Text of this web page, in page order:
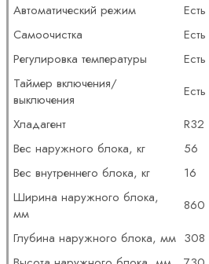
Автоматический режим
Есть
Самоочистка
Есть
Регулировка температуры
Есть
Таймер включения/
выключения
Есть
Хладагент
R32
Вес наружного блока, кг
56
Вес внутреннего блока, кг
16
Ширина наружного блока,
мм
860
Глубина наружного блока, мм 308